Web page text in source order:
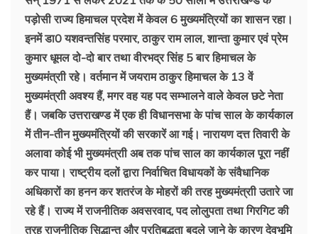
पड़ोसी राज्य हिमाचल प्रदेश में केवल 6 मुख्यमंत्रियों का शासन रहा।
इनमें डा0 यशवन्तसिंह परमार, ठाकुर राम लाल, शान्ता कुमार एवं प्रेम
कुमार धूमल दो-दो बार तथा वीरभद्र सिंह 5 बार हिमाचल के
मुख्यमंत्राी रहे। वर्तमान में जयराम ठाकुर हिमाचल के 13 वें
मुख्यमंत्राी अवश्य हैं, मगर वह यह पद सम्भालने वाले केवल छटे नेता
हैं। जबकि उत्तराखण्ड में एक ही विधानसभा के पांच साल के कार्यकाल
में तीन-तीन मुख्यमंत्रियों की सरकारें आ गई। नारायण दत्त तिवारी के
अलावा कोई भी मुख्यमंत्राी अब तक पांच साल का कार्यकाल पूरा नहीं
कर पाया। राष्ट्रीय दलों द्वारा निर्वाचित विधायकों के संवैधानिक
अधिकारों का हनन कर शतरंज के मोहरों की तरह मुख्यमंत्राी उतारे जा
रहे हैं। राज्य में राजनीतिक अवसरवाद, पद लोलुपता तथा गिरगिट की
तरह राजनीतिक सिद्धान्त और प्रतिबद्धता बदले जाने के कारण देवभूमि